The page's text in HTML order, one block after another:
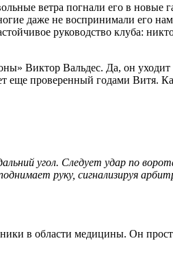
ветра погнали его в новые
даже не воспринимали его
руководство клуба:
Виктор Вальдес. Да, он уходит
еще проверенный годами Витя.
угол. Следует удар по
руку, сигнализируя
в области медицины. Он